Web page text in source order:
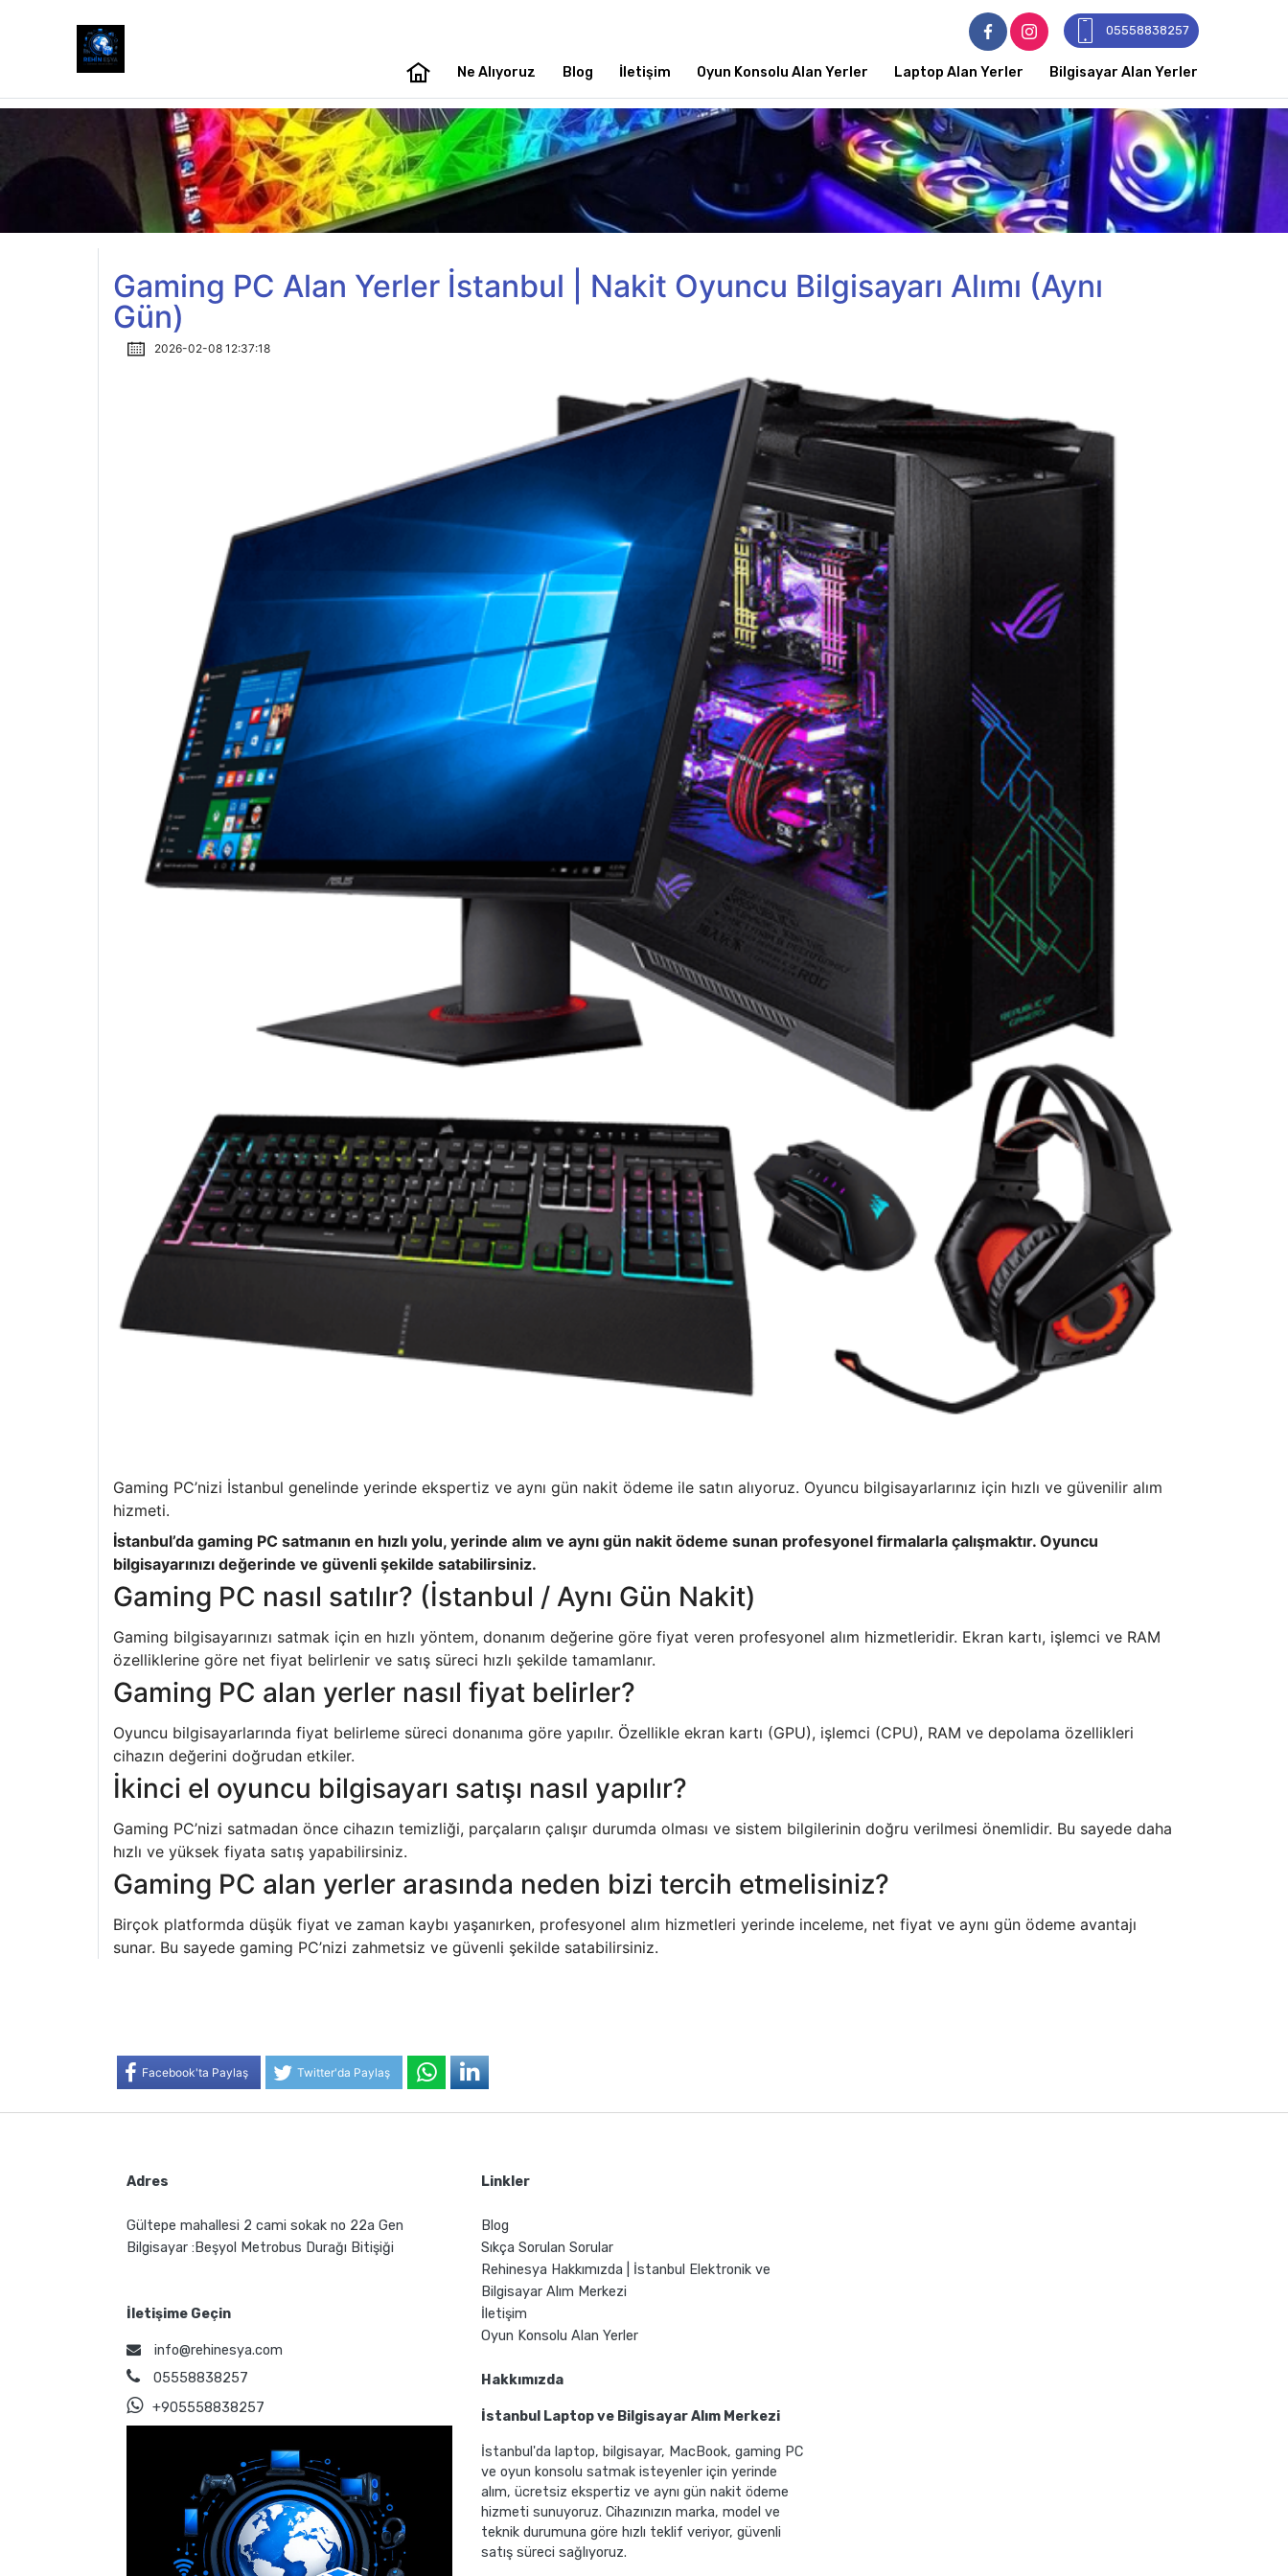
05558838257
Ne Alıyoruz Blog İletişim Oyun Konsolu Alan Yerler Laptop Alan Yerler Bilgisayar Alan Yerler
Gaming PC Alan Yerler İstanbul | Nakit Oyuncu Bilgisayarı Alımı (Aynı
Gün)
2026-02-08 12:37:18
Gaming PC’nizi İstanbul genelinde yerinde ekspertiz ve aynı gün nakit ödeme ile satın alıyoruz. Oyuncu bilgisayarlarınız için hızlı ve güvenilir alım
hizmeti.
İstanbul’da gaming PC satmanın en hızlı yolu, yerinde alım ve aynı gün nakit ödeme sunan profesyonel firmalarla çalışmaktır. Oyuncu
bilgisayarınızı değerinde ve güvenli şekilde satabilirsiniz.
Gaming PC nasıl satılır? (İstanbul / Aynı Gün Nakit)
Gaming bilgisayarınızı satmak için en hızlı yöntem, donanım değerine göre fiyat veren profesyonel alım hizmetleridir. Ekran kartı, işlemci ve RAM
özelliklerine göre net fiyat belirlenir ve satış süreci hızlı şekilde tamamlanır.
Gaming PC alan yerler nasıl fiyat belirler?
Oyuncu bilgisayarlarında fiyat belirleme süreci donanıma göre yapılır. Özellikle ekran kartı (GPU), işlemci (CPU), RAM ve depolama özellikleri
cihazın değerini doğrudan etkiler.
İkinci el oyuncu bilgisayarı satışı nasıl yapılır?
Gaming PC’nizi satmadan önce cihazın temizliği, parçaların çalışır durumda olması ve sistem bilgilerinin doğru verilmesi önemlidir. Bu sayede daha
hızlı ve yüksek fiyata satış yapabilirsiniz.
Gaming PC alan yerler arasında neden bizi tercih etmelisiniz?
Birçok platformda düşük fiyat ve zaman kaybı yaşanırken, profesyonel alım hizmetleri yerinde inceleme, net fiyat ve aynı gün ödeme avantajı
sunar. Bu sayede gaming PC’nizi zahmetsiz ve güvenli şekilde satabilirsiniz.
Facebook'ta Paylaş Twitter'da Paylaş
Adres
Gültepe mahallesi 2 cami sokak no 22a Gen
Bilgisayar :Beşyol Metrobus Durağı Bitişiği
İletişime Geçin
info@rehinesya.com
05558838257
+905558838257
Linkler
Blog
Sıkça Sorulan Sorular
Rehinesya Hakkımızda | İstanbul Elektronik ve
Bilgisayar Alım Merkezi
İletişim
Oyun Konsolu Alan Yerler
Hakkımızda
İstanbul Laptop ve Bilgisayar Alım Merkezi
İstanbul'da laptop, bilgisayar, MacBook, gaming PC
ve oyun konsolu satmak isteyenler için yerinde
alım, ücretsiz ekspertiz ve aynı gün nakit ödeme
hizmeti sunuyoruz. Cihazınızın marka, model ve
teknik durumuna göre hızlı teklif veriyor, güvenli
satış süreci sağlıyoruz.